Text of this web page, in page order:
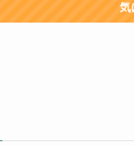
気に入ったら